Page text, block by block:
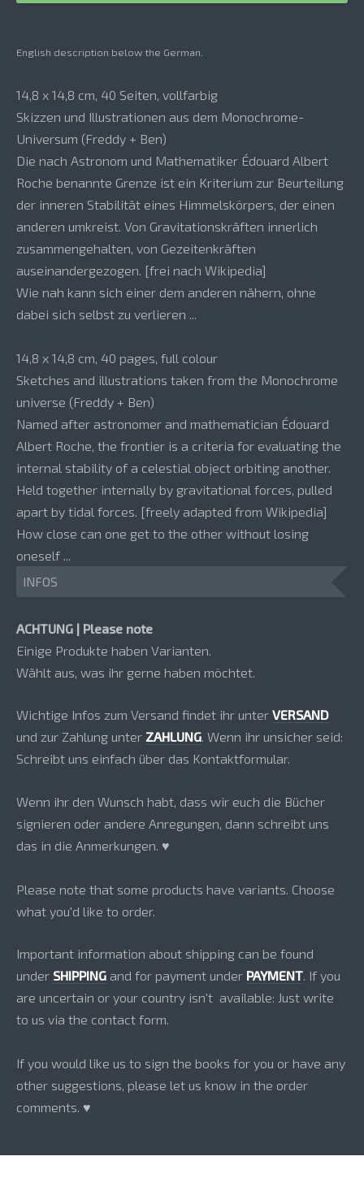
INFOS
ACHTUNG | Please note
Einige Produkte haben Varianten.
Wählt aus, was ihr gerne haben möchtet.
Wichtige Infos zum Versand findet ihr unter VERSAND
und zur Zahlung unter ZAHLUNG. Wenn ihr unsicher seid:
Schreibt uns einfach über das Kontaktformular.
Wenn ihr den Wunsch habt, dass wir euch die Bücher
signieren oder andere Anregungen, dann schreibt uns
das in die Anmerkungen. ♥
Please note that some products have variants. Choose
what you'd like to order.
Important information about shipping can be found
under SHIPPING and for payment under PAYMENT. If you
are uncertain or your country isn't available: Just write
to us via the contact form.
If you would like us to sign the books for you or have any
other suggestions, please let us know in the order
comments. ♥
English description below the German.
14,8 x 14,8 cm, 40 Seiten, vollfarbig
Skizzen und Illustrationen aus dem Monochrome-
Universum (Freddy + Ben)
Die nach Astronom und Mathematiker Édouard Albert
Roche benannte Grenze ist ein Kriterium zur Beurteilung
der inneren Stabilität eines Himmelskörpers, der einen
anderen umkreist. Von Gravitationskräften innerlich
zusammengehalten, von Gezeitenkräften
auseinandergezogen. [frei nach Wikipedia]
Wie nah kann sich einer dem anderen nähern, ohne
dabei sich selbst zu verlieren ...
14,8 x 14,8 cm, 40 pages, full colour
Sketches and illustrations taken from the Monochrome
universe (Freddy + Ben)
Named after astronomer and mathematician Édouard
Albert Roche, the frontier is a criteria for evaluating the
internal stability of a celestial object orbiting another.
Held together internally by gravitational forces, pulled
apart by tidal forces. [freely adapted from Wikipedia]
How close can one get to the other without losing
oneself ...